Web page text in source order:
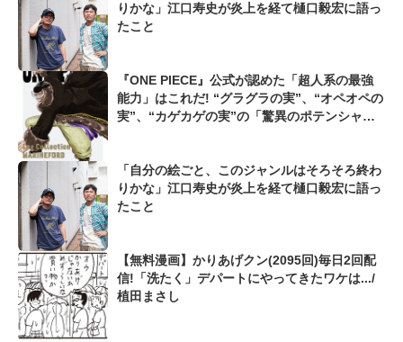
りかな」江口寿史が炎上を経て樋口毅宏に語っ
たこと
『ONE PIECE』公式が認めた「超人系の最強
能力」はこれだ! “グラグラの実”、“オペオペの
実”、“カゲカゲの実”の「驚異のポテンシャ
「自分の絵ごと、このジャンルはそろそろ終わ
りかな」江口寿史が炎上を経て樋口毅宏に語っ
たこと
【無料漫画】かりあげクン(2095回)毎日2回配
信!「洗たく」デパートにやってきたワケは.../
植田まさし